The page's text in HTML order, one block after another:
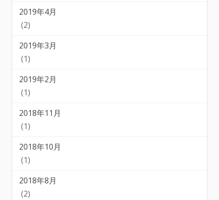
2019年4月
(2)
2019年3月
(1)
2019年2月
(1)
2018年11月
(1)
2018年10月
(1)
2018年8月
(2)